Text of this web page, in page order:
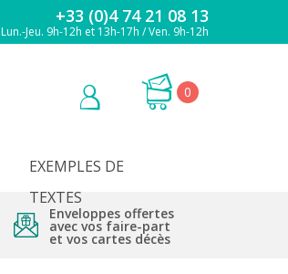
+33 (0)4 74 21 08 13
Lun.-Jeu. 9h-12h et 13h-17h / Ven. 9h-12h
0
EXEMPLES DE
TEXTES
Enveloppes offertes
avec vos faire-part
et vos cartes décès